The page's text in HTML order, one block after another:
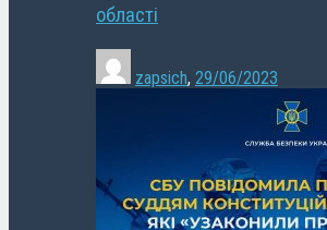
області
zapsich, 29/06/2023